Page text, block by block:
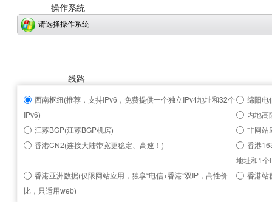
操作系统
请选择操作系统
线路
西南枢纽(推荐，支持IPv6，免费提供一个独立IPv4地址和32个
IPv6)
绵阳电
内地高
江苏BGP(江苏BGP机房)
非网站
香港CN2(连接大陆带宽更稳定、高速！)
香港
地址和1个
香港亚洲数据(仅限网站应用，独享“电信+香港”双IP，高性价
比，只适用web)
香港站